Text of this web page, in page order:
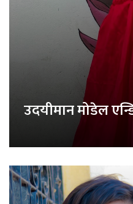
उदयीमान मोडेल